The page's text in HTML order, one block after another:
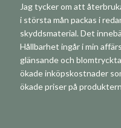
Jag tycker om att
i största mån packas i
skyddsmaterial. Det
Hållbarhet ingår i min
glänsande och
ökade inköpskostnader
ökade priser på